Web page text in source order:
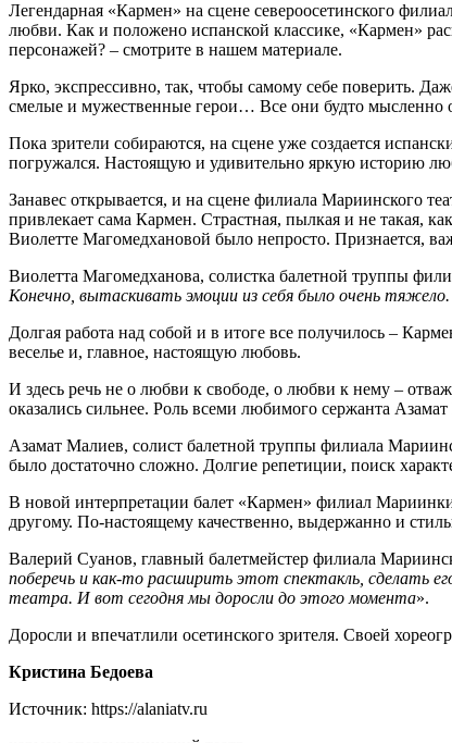
Легендарная «Кармен» на сцене североосетинского
любви. Как и положено испанской классике, «Кармен»
персонажей? – смотрите в нашем материале.
Ярко, экспрессивно, так, чтобы самому себе поверить.
смелые и мужественные герои… Все они будто мысленно
Пока зрители собираются, на сцене уже создается
погружался. Настоящую и удивительно яркую историю
Занавес открывается, и на сцене филиала Мариинского
привлекает сама Кармен. Страстная, пылкая и не такая,
Виолетте Магомедхановой было непросто. Признается,
Виолетта Магомедханова, солистка балетной труппы
Конечно, вытаскивать эмоции из себя было очень
Долгая работа над собой и в итоге все получилось –
веселье и, главное, настоящую любовь.
И здесь речь не о любви к свободе, о любви к нему –
оказались сильнее. Роль всеми любимого сержанта
Азамат Малиев, солист балетной труппы филиала
было достаточно сложно. Долгие репетиции, поиск
В новой интерпретации балет «Кармен» филиал
другому. По-настоящему качественно, выдержанно и
Валерий Суанов, главный балетмейстер филиала
поберечь и как-то расширить этот спектакль, сделать
театра. И вот сегодня мы доросли до этого момента».
Доросли и впечатлили осетинского зрителя. Своей
Кристина Бедоева
Источник: https://alaniatv.ru